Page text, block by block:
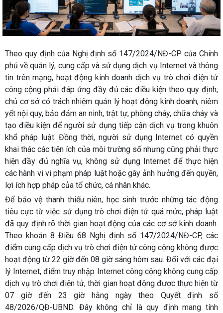
Theo quy định của Nghị định số 147/2024/NĐ-CP của Chính
phủ về quản lý, cung cấp và sử dụng dịch vụ Internet và thông
tin trên mạng, hoạt động kinh doanh dịch vụ trò chơi điện tử
công cộng phải đáp ứng đầy đủ các điều kiện theo quy định;
chủ cơ sở có trách nhiệm quản lý hoạt động kinh doanh, niêm
yết nội quy, bảo đảm an ninh, trật tự, phòng cháy, chữa cháy và
tạo điều kiện để người sử dụng tiếp cận dịch vụ trong khuôn
khổ pháp luật. Đồng thời, người sử dụng Internet có quyền
khai thác các tiện ích của môi trường số nhưng cũng phải thực
hiện đầy đủ nghĩa vụ, không sử dụng Internet để thực hiện
các hành vi vi phạm pháp luật hoặc gây ảnh hưởng đến quyền,
lợi ích hợp pháp của tổ chức, cá nhân khác.
Để bảo vệ thanh thiếu niên, học sinh trước những tác động
tiêu cực từ việc sử dụng trò chơi điện tử quá mức, pháp luật
đã quy định rõ thời gian hoạt động của các cơ sở kinh doanh.
Theo khoản 8 Điều 68 Nghị định số 147/2024/NĐ-CP, các
điểm cung cấp dịch vụ trò chơi điện tử công cộng không được
hoạt động từ 22 giờ đến 08 giờ sáng hôm sau. Đối với các đại
lý Internet, điểm truy nhập Internet công cộng không cung cấp
dịch vụ trò chơi điện tử, thời gian hoạt động được thực hiện từ
07 giờ đến 23 giờ hằng ngày theo Quyết định số
48/2026/QĐ-UBND. Đây không chỉ là quy định mang tính